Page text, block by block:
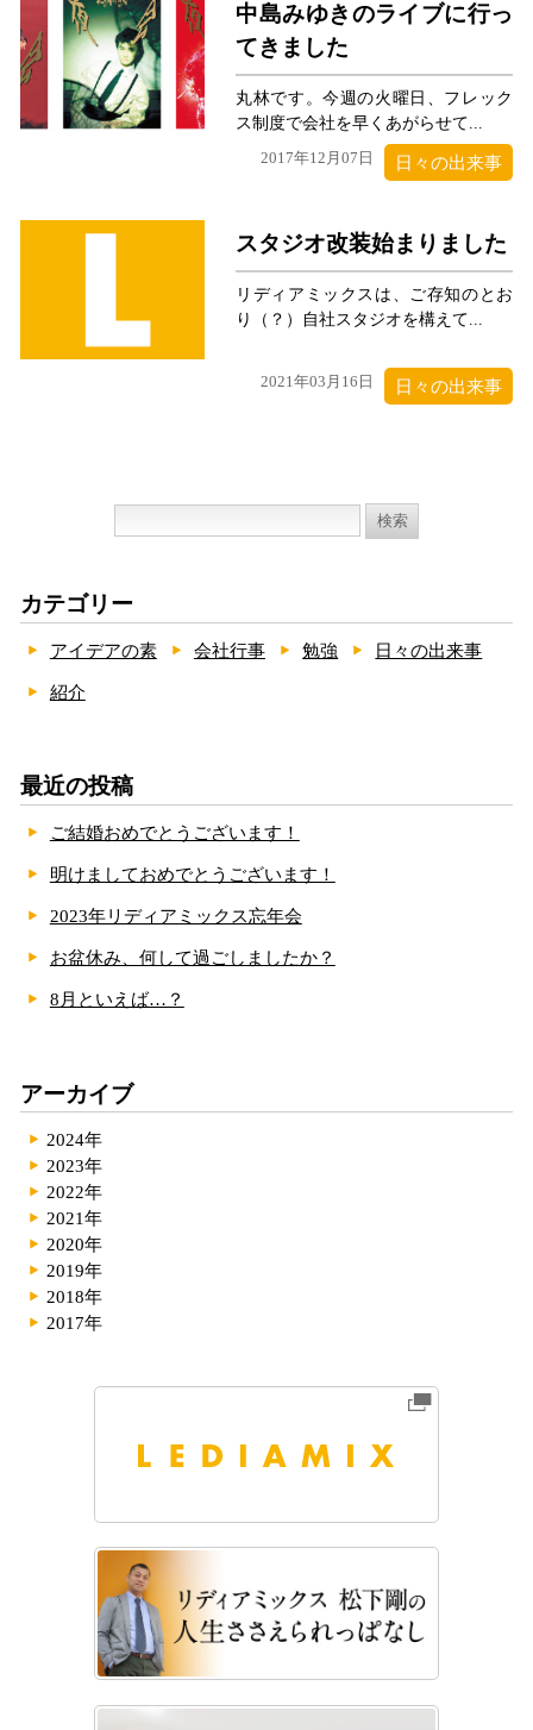
中島みゆきのライブに行っ
てきました
丸林です。今週の火曜日、フレック
ス制度で会社を早くあがらせて...
2017年12月07日 日々の出来事
スタジオ改装始まりました
リディアミックスは、ご存知のとお
り（？）自社スタジオを構えて...
2021年03月16日 日々の出来事
検
カテゴリー
アイデアの素 会社行事 勉強 日々の出来事
紹介
最近の投稿
ご結婚おめでとうございます！
明けましておめでとうございます！
2023年リディアミックス忘年会
お盆休み、何して過ごしましたか？
8月といえば…？
アーカイブ
2024年
2023年
2022年
2021年
2020年
2019年
2018年
2017年